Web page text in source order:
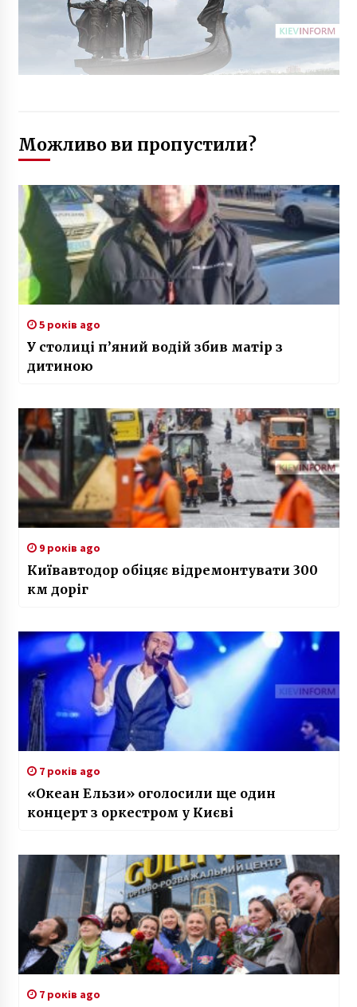
Можливо ви пропустили?
5 років ago
У столиці п’яний водій збив матір з
дитиною
9 років ago
Київавтодор обіцяє відремонтувати 300
км доріг
7 років ago
«Океан Ельзи» оголосили ще один
концерт з оркестром у Києві
7 років ago